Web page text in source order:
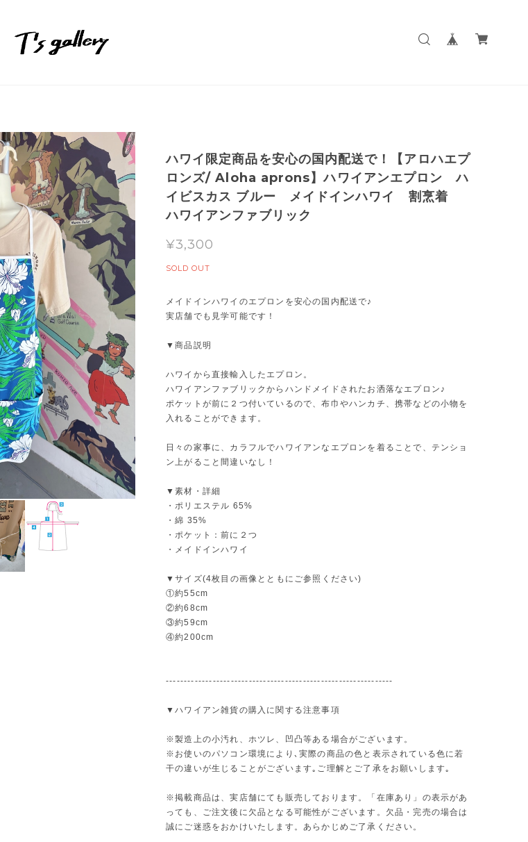
ハワイ限定商品を安心の国内配送で！【アロハエプ
ロンズ/ Aloha aprons】ハワイアンエプロン ハ
イビスカス ブルー メイドインハワイ 割烹着
ハワイアンファブリック
¥3,300
SOLD OUT
メイドインハワイのエプロンを安心の国内配送で♪
実店舗でも見学可能です！
▼商品説明
ハワイから直接輸入したエプロン。
ハワイアンファブリックからハンドメイドされたお洒落なエプロン♪
ポケットが前に２つ付いているので、布巾やハンカチ、携帯などの小物を
入れることができます。
日々の家事に、カラフルでハワイアンなエプロンを着ることで、テンショ
ン上がること間違いなし！
▼素材・詳細
・ポリエステル 65%
・綿 35%
・ポケット：前に２つ
・メイドインハワイ
▼サイズ(4枚目の画像とともにご参照ください)
①約55cm
②約68cm
③約59cm
④約200cm
---------------------------------------------------------------
▼ハワイアン雑貨の購入に関する注意事項
※製造上の小汚れ、ホツレ、凹凸等ある場合がございます。
※お使いのパソコン環境により､実際の商品の色と表示されている色に若
干の違いが生じることがございます｡ご理解とご了承をお願いします｡
※掲載商品は、実店舗にても販売しております。「在庫あり」の表示があ
っても、ご注文後に欠品となる可能性がございます。欠品・完売の場合は
誠にご迷惑をおかけいたします。あらかじめご了承ください。